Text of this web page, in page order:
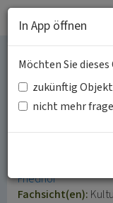
Lahn-
Friedhof
Fachsicht(en):
In App öffnen
Möchten Sie
zukünftig
nicht mehr